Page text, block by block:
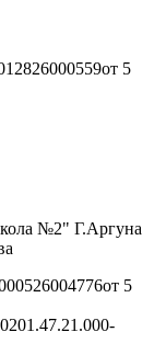
от 5
№2" Г.Аргуна
от 5
01.47.21.000-